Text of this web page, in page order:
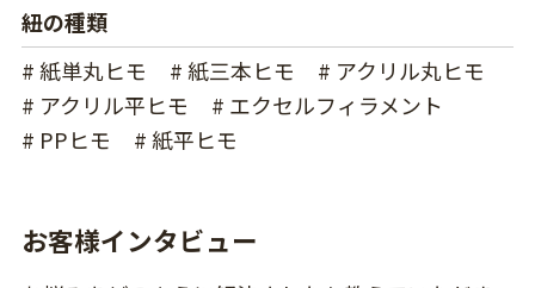
紐の種類
# 紙単丸ヒモ
# 紙三本ヒモ
# アクリル丸ヒモ
# アクリル平ヒモ
# エクセルフィラメント
# PPヒモ
# 紙平ヒモ
お客様インタビュー